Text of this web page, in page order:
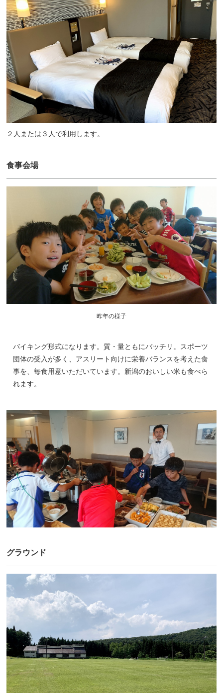
２人または３人で利用します。
食事会場
昨年の様子
バイキング形式になります。質・量ともにバッチリ。スポーツ
団体の受入が多く、アスリート向けに栄養バランスを考えた食
事を、毎食用意いただいています。新潟のおいしい米も食べら
れます。
グラウンド